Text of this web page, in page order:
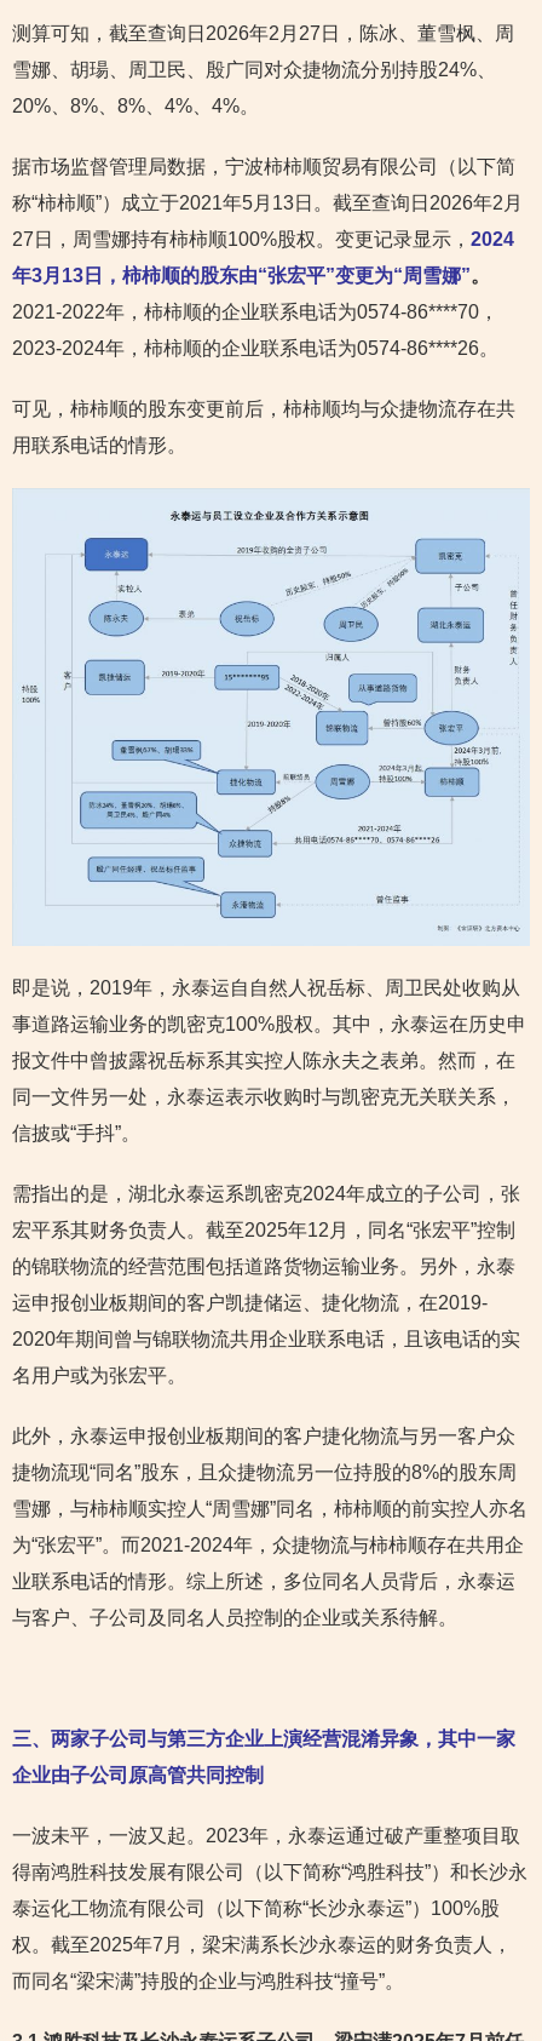
测算可知，截至查询日2026年2月27日，陈冰、董雪枫、周
雪娜、胡瑒、周卫民、殷广同对众捷物流分别持股24%、
20%、8%、8%、4%、4%。
据市场监督管理局数据，宁波柿柿顺贸易有限公司（以下简
称“柿柿顺”）成立于2021年5月13日。截至查询日2026年2月
27日，周雪娜持有柿柿顺100%股权。变更记录显示， 2024
年3月13日，柿柿顺的股东由“张宏平”变更为“周雪娜”。
2021-2022年，柿柿顺的企业联系电话为0574-86****70，
2023-2024年，柿柿顺的企业联系电话为0574-86****26。
可见，柿柿顺的股东变更前后，柿柿顺均与众捷物流存在共
用联系电话的情形。
即是说，2019年，永泰运自自然人祝岳标、周卫民处收购从
事道路运输业务的凯密克100%股权。其中，永泰运在历史申
报文件中曾披露祝岳标系其实控人陈永夫之表弟。然而，在
同一文件另一处，永泰运表示收购时与凯密克无关联关系，
信披或“手抖”。
需指出的是，湖北永泰运系凯密克2024年成立的子公司，张
宏平系其财务负责人。截至2025年12月，同名“张宏平”控制
的锦联物流的经营范围包括道路货物运输业务。另外，永泰
运申报创业板期间的客户凯捷储运、捷化物流，在2019-
2020年期间曾与锦联物流共用企业联系电话，且该电话的实
名用户或为张宏平。
此外，永泰运申报创业板期间的客户捷化物流与另一客户众
捷物流现“同名”股东，且众捷物流另一位持股的8%的股东周
雪娜，与柿柿顺实控人“周雪娜”同名，柿柿顺的前实控人亦名
为“张宏平”。而2021-2024年，众捷物流与柿柿顺存在共用企
业联系电话的情形。综上所述，多位同名人员背后，永泰运
与客户、子公司及同名人员控制的企业或关系待解。
三、两家子公司与第三方企业上演经营混淆异象，其中一家
企业由子公司原高管共同控制
一波未平，一波又起。2023年，永泰运通过破产重整项目取
得南鸿胜科技发展有限公司（以下简称“鸿胜科技”）和长沙永
泰运化工物流有限公司（以下简称“长沙永泰运”）100%股
权。截至2025年7月，梁宋满系长沙永泰运的财务负责人，
而同名“梁宋满”持股的企业与鸿胜科技“撞号”。